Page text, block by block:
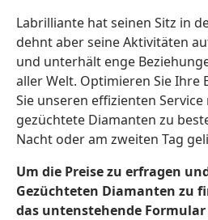
Labrilliante hat seinen Sitz in
dehnt aber seine Aktivitäten
und unterhält enge
aller Welt. Optimieren Sie Ihre
Sie unseren effizienten
gezüchtete Diamanten zu
Nacht oder am zweiten Tag
Um die Preise zu erfragen
Gezüchteten Diamanten zu
das untenstehende Formular